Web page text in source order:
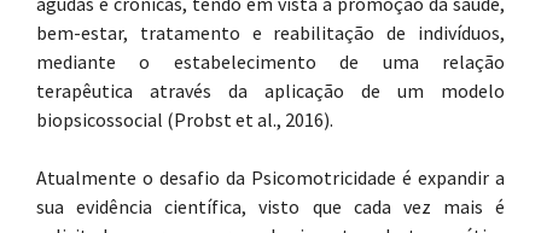
bem-estar, tratamento e reabilitação de indivíduos,
mediante o estabelecimento de uma relação
terapêutica através da aplicação de um modelo
biopsicossocial (Probst et al., 2016).
Atualmente o desafio da Psicomotricidade é expandir a
sua evidência científica, visto que cada vez mais é